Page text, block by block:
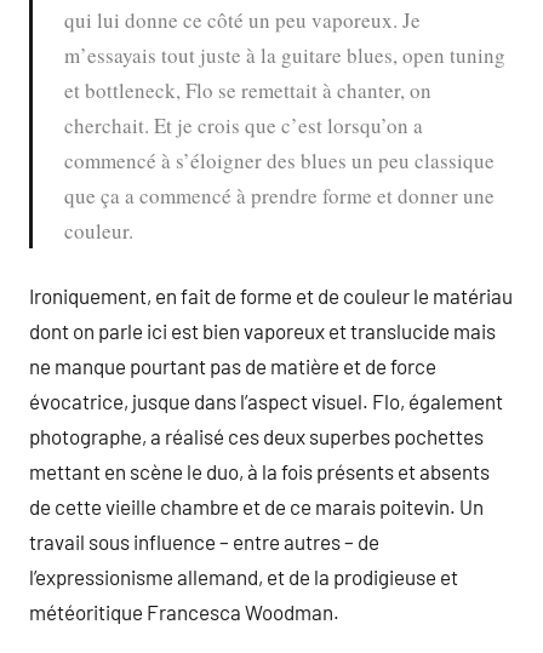
qui lui donne ce côté un peu vaporeux. Je
m’essayais tout juste à la guitare blues, open tuning
et bottleneck, Flo se remettait à chanter, on
cherchait. Et je crois que c’est lorsqu’on a
commencé à s’éloigner des blues un peu classique
que ça a commencé à prendre forme et donner une
couleur.
Ironiquement, en fait de forme et de couleur le matériau
dont on parle ici est bien vaporeux et translucide mais
ne manque pourtant pas de matière et de force
évocatrice, jusque dans l’aspect visuel. Flo, également
photographe, a réalisé ces deux superbes pochettes
mettant en scène le duo, à la fois présents et absents
de cette vieille chambre et de ce marais poitevin. Un
travail sous influence – entre autres – de
l’expressionisme allemand, et de la prodigieuse et
météoritique Francesca Woodman.